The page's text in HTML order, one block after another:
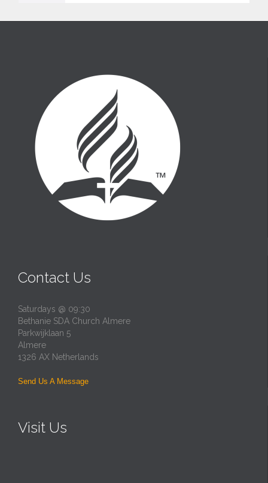
Contact Us
Saturdays @ 09:30
Bethanie SDA Church Almere
Parkwijklaan 5
Almere
1326 AX Netherlands
Send Us A Message
Visit Us